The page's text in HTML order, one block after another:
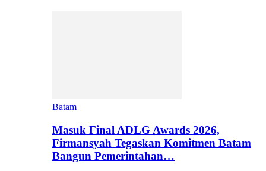
Batam
Masuk Final ADLG Awards 2026,
Firmansyah Tegaskan Komitmen Batam
Bangun Pemerintahan…